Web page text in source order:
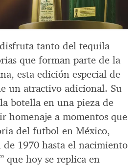
tanto del tequila
que forman parte de la
esta edición especial de
un atractivo adicional. Su
botella en una pieza de
homenaje a momentos que
del futbol en México,
1970 hasta el nacimiento
que hoy se replica en